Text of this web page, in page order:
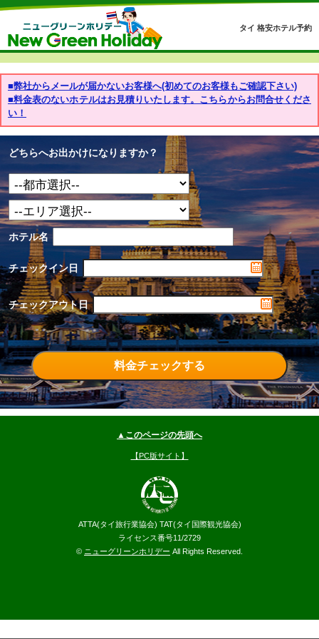
タイ 格安ホテル予約
■弊社からメールが届かないお客様へ(初めてのお客様もご確認下さい)
■料金表のないホテルはお見積りいたします。こちらからお問合せくださ
い！
どちらへお出かけになりますか？
ホテル名
チェックイン日
チェックアウト日
料金チェックする
▲このページの先頭へ
【PC版サイト】
ATTA(タイ旅行業協会) TAT(タイ国際観光協会)
ライセンス番号11/2729
© ニューグリーンホリデー All Rights Reserved.